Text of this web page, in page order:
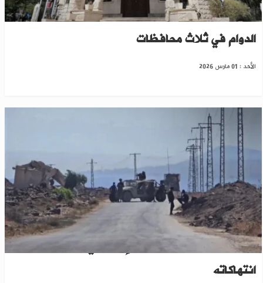
حفاظاً على سلامة الطلاب.. التربية السورية تعلّق
الدوام في ثلاث محافظات
الأحد : 01 مارس 2026
القنيطرة ودرعا..الاحتلال الإسرائيلي يواصل
انتهاكاته